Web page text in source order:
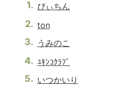
ぴぃちん
ton
うみのこ
ﾕｷﾝｺｸﾗﾌﾞ
いつかいり